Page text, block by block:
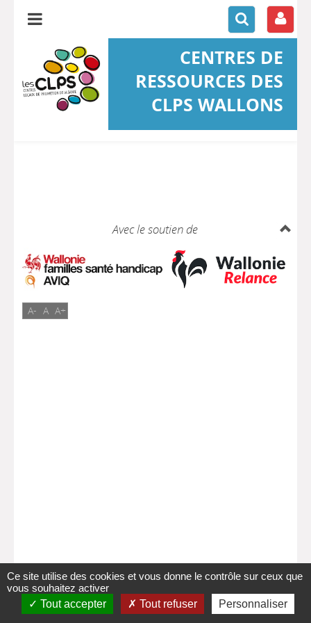
CENTRES DE
RESSOURCES DES
CLPS WALLONS
Avec le soutien de
A- A A+
Ce site utilise des cookies et vous donne le contrôle sur ceux que
vous souhaitez activer
Tout accepter
Tout refuser Personnaliser